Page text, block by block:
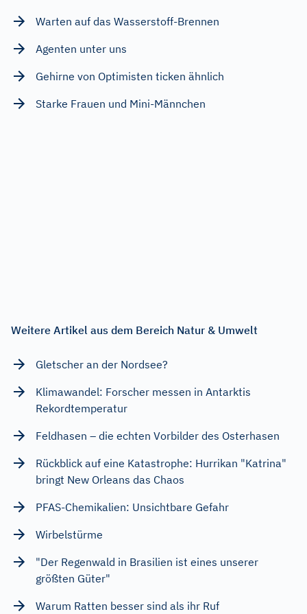
Warten auf das Wasserstoff-Brennen
Agenten unter uns
Gehirne von Optimisten ticken ähnlich
Starke Frauen und Mini-Männchen
Weitere Artikel aus dem Bereich Natur & Umwelt
Gletscher an der Nordsee?
Klimawandel: Forscher messen in Antarktis
Rekordtemperatur
Feldhasen – die echten Vorbilder des Osterhasen
Rückblick auf eine Katastrophe: Hurrikan "Katrina"
bringt New Orleans das Chaos
PFAS-Chemikalien: Unsichtbare Gefahr
Wirbelstürme
"Der Regenwald in Brasilien ist eines unserer
größten Güter"
Warum Ratten besser sind als ihr Ruf